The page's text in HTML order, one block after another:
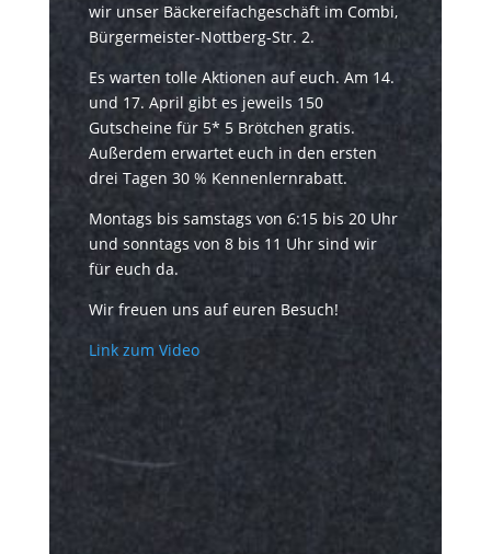
wir unser Bäckereifachgeschäft im Combi,
Bürgermeister-Nottberg-Str. 2.
Es warten tolle Aktionen auf euch. Am 14.
und 17. April gibt es jeweils 150
Gutscheine für 5* 5 Brötchen gratis.
Außerdem erwartet euch in den ersten
drei Tagen 30 % Kennenlernrabatt.
Montags bis samstags von 6:15 bis 20 Uhr
und sonntags von 8 bis 11 Uhr sind wir
für euch da.
Wir freuen uns auf euren Besuch!
Link zum Video